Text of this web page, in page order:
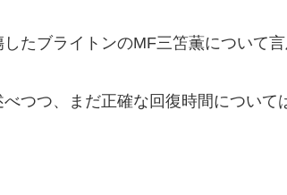
たブライトンのMF三笘薫について言
つつ、まだ正確な回復時間について